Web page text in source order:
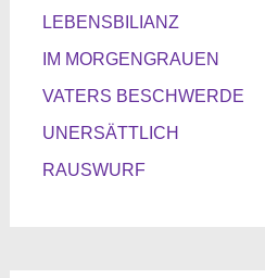
LEBENSBILIANZ
IM MORGENGRAUEN
VATERS BESCHWERDE
UNERSÄTTLICH
RAUSWURF